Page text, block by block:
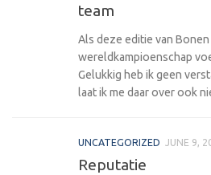
team
Als deze editie van
wereldkampioenschap
Gelukkig heb ik geen
laat ik me daar over ook
UNCATEGORIZED JUNE 9,
Reputatie